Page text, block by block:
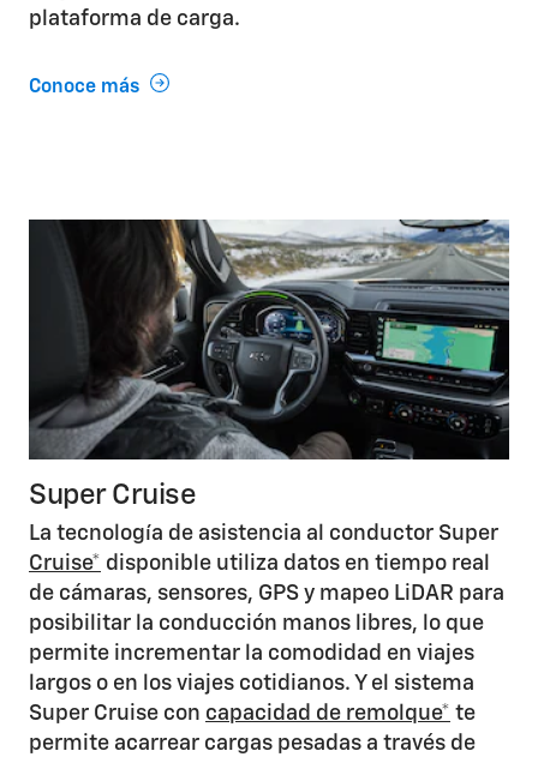
plataforma de carga.
Conoce más
Super Cruise
La tecnología de asistencia al conductor Super
Cruise* disponible utiliza datos en tiempo real
de cámaras, sensores, GPS y mapeo LiDAR para
posibilitar la conducción manos libres, lo que
permite incrementar la comodidad en viajes
largos o en los viajes cotidianos. Y el sistema
Super Cruise con capacidad de remolque* te
permite acarrear cargas pesadas a través de